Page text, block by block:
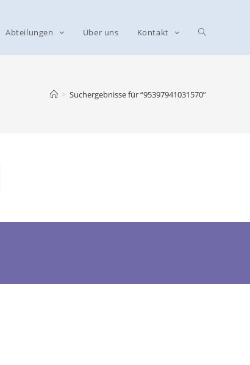
Abteilungen Über uns Kontakt
> Suchergebnisse für“95397941031570”